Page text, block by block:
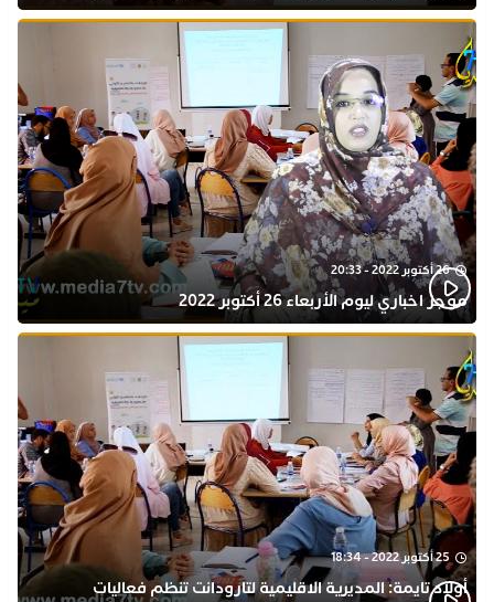
بذكرى المولد النبوي
26 أكتوبر 2022 - 20:33
موجز اخباري ليوم الأربعاء 26 أكتوبر 2022
25 أكتوبر 2022 - 18:34
أولاد تايمة: المديرية الاقليمية لتارودانت تنظم فعاليات